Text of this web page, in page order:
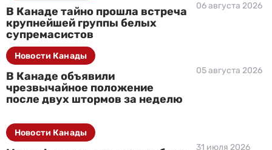
В Канаде тайно прошла встреча
крупнейшей группы белых
супремасистов
06 августа 2026
В Канаде объявили
чрезвычайное положение
после двух штормов за неделю
05 августа 2026
Новости Канады
31 июля 2026
Новости Канады